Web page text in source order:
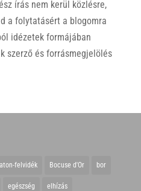
írás nem kerül közlésre,
a folytatásért a blogomra
idézetek formájában
szerző és forrásmegjelölés
felvidék Bocuse d'Or bor
egészség elhízás